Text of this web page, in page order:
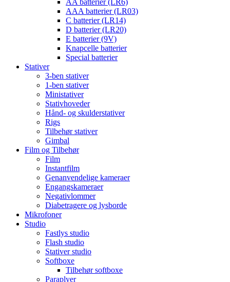
AAA batterier (LR03)
C batterier (LR14)
D batterier (LR20)
E batterier (9V)
Knapcelle batterier
Special batterier
Stativer
3-ben stativer
1-ben stativer
Ministativer
Stativhoveder
Hånd- og skulderstativer
Rigs
Tilbehør stativer
Gimbal
Film og Tilbehør
Film
Instantfilm
Genanvendelige kameraer
Engangskameraer
Negativlommer
Diabetragere og lysborde
Mikrofoner
Studio
Fastlys studio
Flash studio
Stativer studio
Softboxe
Tilbehør softboxe
Paraplyer